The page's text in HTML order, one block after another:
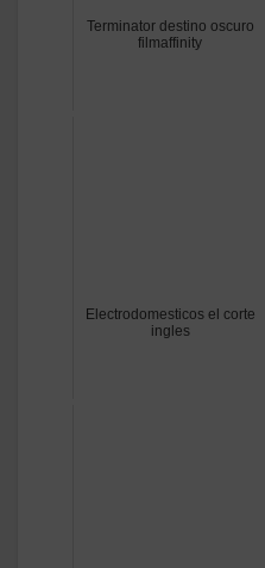
Terminator destino oscuro
filmaffinity
Electrodomesticos el corte
ingles